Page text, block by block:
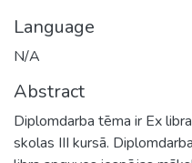
Language
N/A
Abstract
Diplomdarba tēma ir Ex
skolas III kursā.